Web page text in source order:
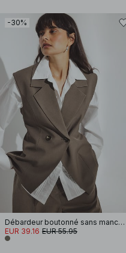
-30%
Débardeur boutonné sans manches
EUR 39.16 EUR 55.95